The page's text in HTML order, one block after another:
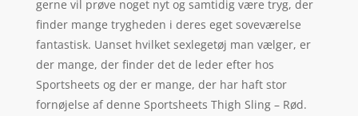
gerne vil prøve noget nyt og samtidig være tryg, der
finder mange trygheden i deres eget soveværelse
fantastisk. Uanset hvilket sexlegetøj man vælger, er
der mange, der finder det de leder efter hos
Sportsheets og der er mange, der har haft stor
fornøjelse af denne Sportsheets Thigh Sling – Rød.